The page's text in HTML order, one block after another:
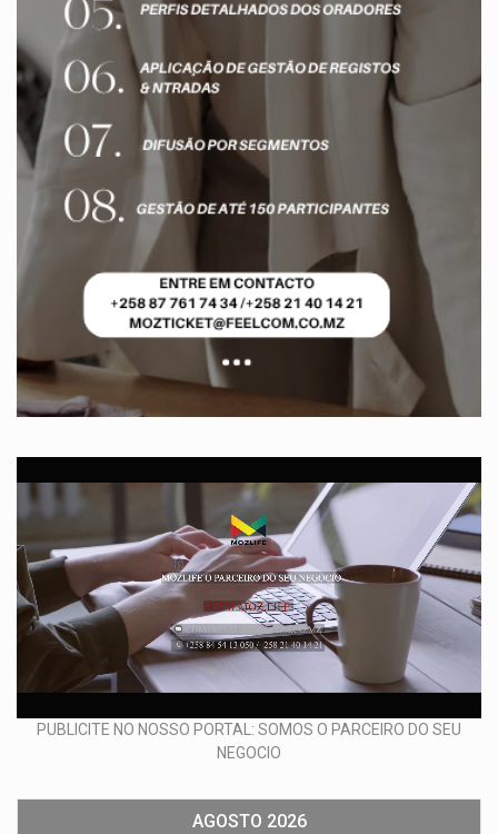
PUBLICITE NO NOSSO PORTAL: SOMOS O PARCEIRO DO SEU
NEGOCIO
AGOSTO 2026